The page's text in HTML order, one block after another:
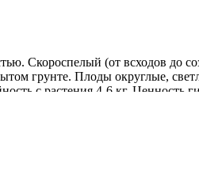
Скороспелый (от всходов до
грунте. Плоды округлые,
с растения 4-6 кг.